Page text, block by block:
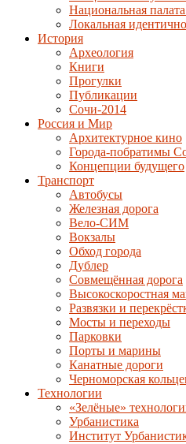
Национальная
Локальная
История
Археология
Книги
Прогулки
Публикации
Сочи-2014
Россия и Мир
Архитектурное кино
Города-побратимы
Концепции будущего
Транспорт
Автобусы
Железная дорога
Вело-СИМ
Вокзалы
Обход города
Дублер
Совмещённая дорога
Высокоскоростная
Развязки и
Мосты и переходы
Парковки
Порты и марины
Канатные дороги
Черноморская
Технологии
«Зелёные»
Урбанистика
Институт